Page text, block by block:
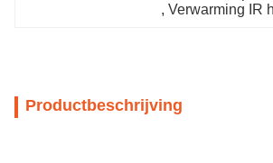
, Verwarming IR
Productbeschrijving